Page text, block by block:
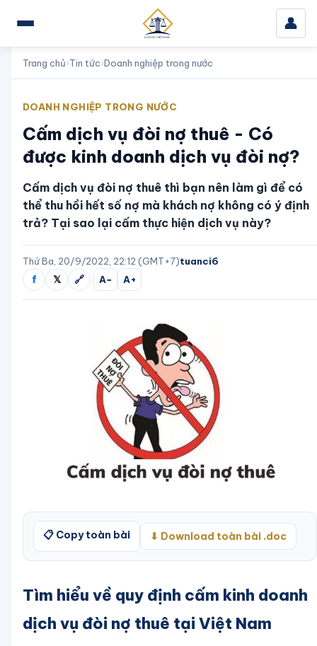
👤
Trang chủ›Tin tức›Doanh nghiệp trong nước
DOANH NGHIỆP TRONG NƯỚC
Cấm dịch vụ đòi nợ thuê - Có
được kinh doanh dịch vụ đòi nợ?
Cấm dịch vụ đòi nợ thuê thì bạn nên làm gì để có
thể thu hồi hết số nợ mà khách nợ không có ý định
trả? Tại sao lại cấm thực hiện dịch vụ này?
Thứ Ba, 20/9/2022, 22:12 (GMT+7)tuanci6
f 𝕏 🔗 A− A+
📋 Copy toàn bài ⬇ Download toàn bài .doc
Tìm hiểu về quy định cấm kinh doanh
dịch vụ đòi nợ thuê tại Việt Nam